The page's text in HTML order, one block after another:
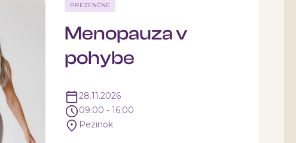
PREZENČNE
Menopauza v
pohybe
28.11.2026
09:00 - 16:00
Pezinok